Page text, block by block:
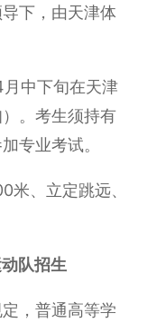
下，由天津体
中下旬在天津
。考生须持有
专业考试。
米、立定跳远、
队招生
，普通高等学